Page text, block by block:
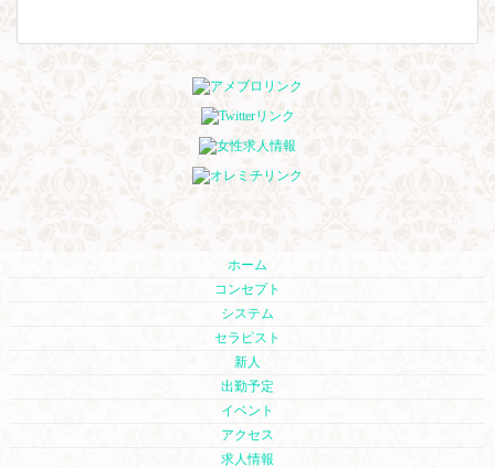
ホーム
コンセプト
システム
セラピスト
新人
出勤予定
イベント
アクセス
求人情報